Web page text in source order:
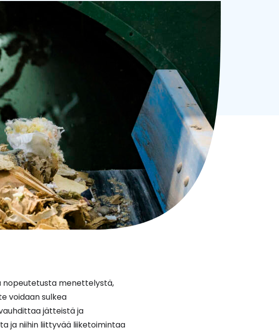
nopeutetusta menettelystä,
voidaan sulkea
jätteistä ja
ja niihin liittyvää liiketoimintaa